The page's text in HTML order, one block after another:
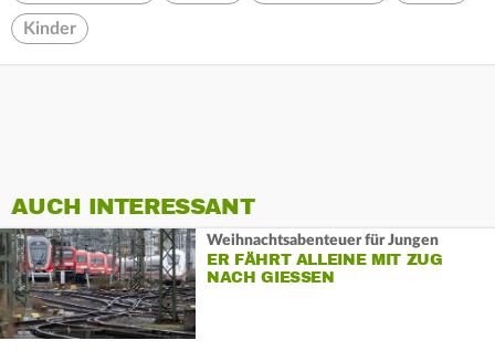
Kinder
AUCH INTERESSANT
Weihnachtsabenteuer für Jungen
ER FÄHRT ALLEINE MIT ZUG
NACH GIESSEN